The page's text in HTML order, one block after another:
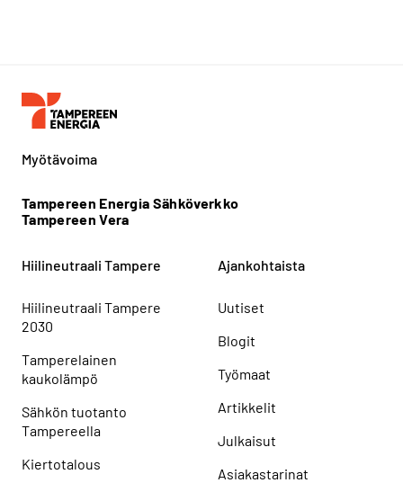
Myötävoima
Tampereen Energia Sähköverkko
Tampereen Vera
Hiilineutraali Tampere
Hiilineutraali Tampere
2030
Tamperelainen
kaukolämpö
Sähkön tuotanto
Tampereella
Kiertotalous
Ajankohtaista
Uutiset
Blogit
Työmaat
Artikkelit
Julkaisut
Asiakastarinat